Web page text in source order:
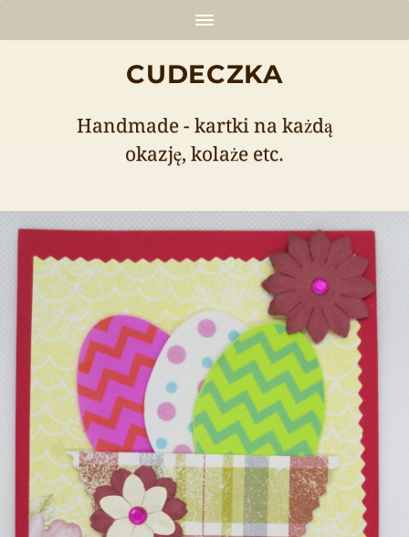
CUDECZKA
Handmade - kartki na każdą
okazję, kolaże etc.